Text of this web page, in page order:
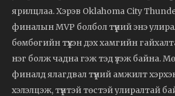
ярилцлаа. Хэрэв Oklahoma City Thunder
финалын MVP болбол түүний энэ
бөмбөгийн түүхэн дэх хамгийн
нэг болж чадна гэж тэд үзэж байна.
финалд ялагдвал түүний амжилт
хэлэлцэж, түүнтэй төстэй улиралтай